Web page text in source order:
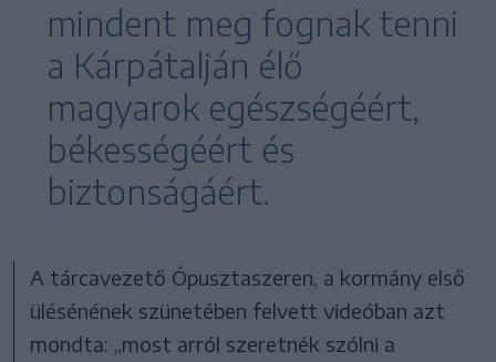
mindent meg fognak tenni
a Kárpátalján élő
magyarok egészségéért,
békességéért és
biztonságáért.
A tárcavezető Ópusztaszeren, a kormány első
ülésénének szünetében felvett videóban azt
mondta: „most arról szeretnék szólni a